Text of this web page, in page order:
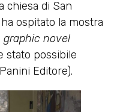
chiesa di San
ospitato la mostra
graphic novel
stato possibile
Editore).